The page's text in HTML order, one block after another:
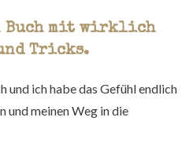
Buch mit wirklich
Tricks.
und ich habe das Gefühl endlich
und meinen Weg in die